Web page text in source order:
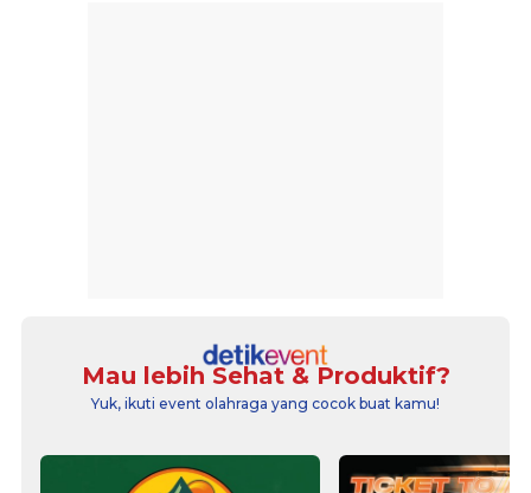
Mau lebih Sehat & Produktif?
Yuk, ikuti event olahraga yang cocok buat kamu!